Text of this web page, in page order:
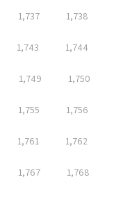
1,737 1,738
1,743 1,744
1,749 1,750
1,755 1,756
1,761 1,762
1,767 1,768